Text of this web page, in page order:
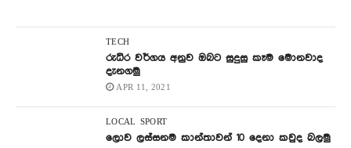
TECH
රුධිර වර්ගය අනුව ඔබට සුදුසු කෑම මොනවාද
දැනගමු
APR 11, 2021
LOCAL SPORT
ලොව ලස්සනම කාන්තාවන් 10 දෙනා කවුද බලමු